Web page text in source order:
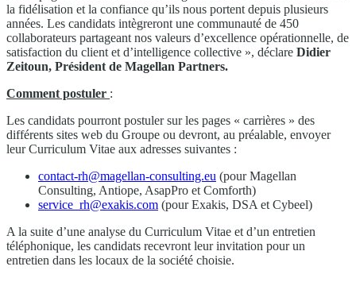
la fidélisation et la confiance qu’ils nous portent depuis plusieurs
années. Les candidats intègreront une communauté de 450
collaborateurs partageant nos valeurs d’excellence opérationnelle, de
satisfaction du client et d’intelligence collective », déclare Didier
Zeitoun, Président de Magellan Partners.
Comment postuler :
Les candidats pourront postuler sur les pages « carrières » des
différents sites web du Groupe ou devront, au préalable, envoyer
leur Curriculum Vitae aux adresses suivantes :
contact-rh@magellan-consulting.eu (pour Magellan
Consulting, Antiope, AsapPro et Comforth)
service_rh@exakis.com (pour Exakis, DSA et Cybeel)
A la suite d’une analyse du Curriculum Vitae et d’un entretien
téléphonique, les candidats recevront leur invitation pour un
entretien dans les locaux de la société choisie.